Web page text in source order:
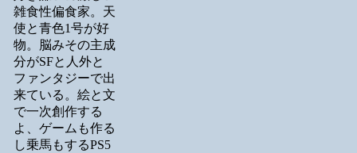
雑食性偏食家。天
使と青色1号が好
物。脳みその主成
分がSFと人外と
ファンタジーで出
来ている。絵と文
で一次創作する
よ、ゲームも作る
し乗馬もするPS5